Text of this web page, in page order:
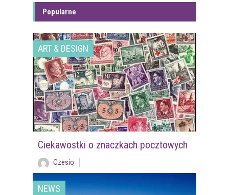
Popularne
ART & DESIGN
Ciekawostki o znaczkach pocztowych
Czesio
NEWS